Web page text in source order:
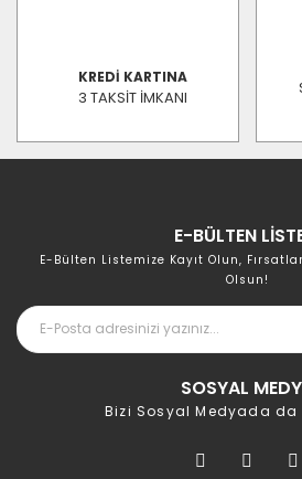
KREDİ KARTINA
3 TAKSİT İMKANI
E-BÜLTEN
E-Bülten Listemize Kayıt Olun,
Olsun!
SOSYAL
Bizi Sosyal Medyada da